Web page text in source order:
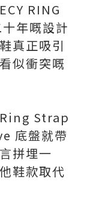
RING
年嘅設計
真正吸引
似衝突嘅
Strap
底盤就帶
拼埋一
鞋款取代